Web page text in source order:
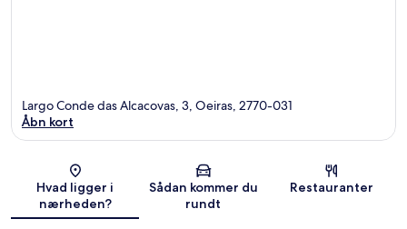
Kort
Largo Conde das Alcacovas, 3, Oeiras, 2770-031
Åbn kort
Hvad ligger i
nærheden?
Sådan kommer du
rundt
Restauranter